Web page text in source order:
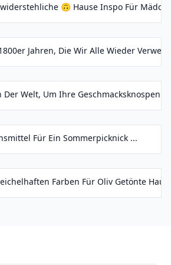
🙃 Hause Inspo Für
Jahren, Die Wir Alle Wieder
Der Welt, Um Ihre Geschmacksknospen
Für Ein Sommerpicknick ...
Farben Für Oliv Getönte